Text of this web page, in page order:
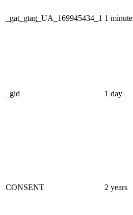
_gat_gtag_UA_169945434_1 1 minute
_gid 1 day
CONSENT 2 years